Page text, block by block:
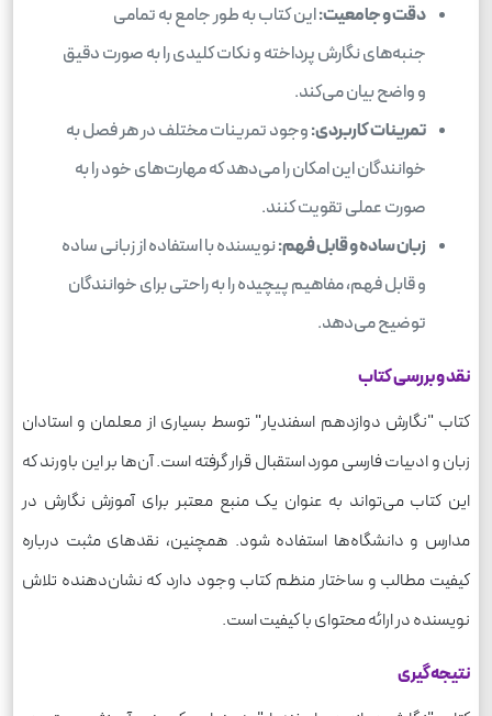
دقت و جامعیت:این کتاب به طور جامع به تمامی
جنبه‌های نگارش پرداخته و نکات کلیدی را به صورت دقیق
و واضح بیان می‌کند.
تمرینات کاربردی:وجود تمرینات مختلف در هر فصل به
خوانندگان این امکان را می‌دهد که مهارت‌های خود را به
صورت عملی تقویت کنند.
زبان ساده و قابل فهم:نویسنده با استفاده از زبانی ساده
و قابل فهم، مفاهیم پیچیده را به راحتی برای خوانندگان
توضیح می‌دهد.
نقد و بررسی کتاب
کتاب "نگارش دوازدهم اسفندیار" توسط بسیاری از معلمان و استادان
زبان و ادبیات فارسی مورد استقبال قرار گرفته است. آن‌ها بر این باورند که
این کتاب می‌تواند به عنوان یک منبع معتبر برای آموزش نگارش در
مدارس و دانشگاه‌ها استفاده شود. همچنین، نقدهای مثبت درباره
کیفیت مطالب و ساختار منظم کتاب وجود دارد که نشان‌دهنده تلاش
نویسنده در ارائه محتوای با کیفیت است.
نتیجه‌گیری